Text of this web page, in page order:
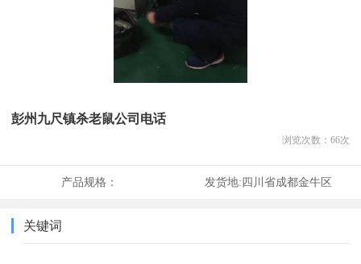
彭州九尺镇杀老鼠公司电话
浏览次数： 66次
产品规格： 发货地:四川省成都金牛区
关键词